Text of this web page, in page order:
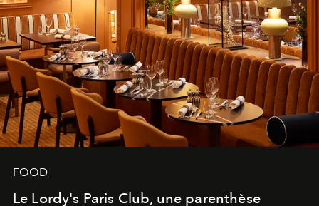
FOOD
Le Lordy's Paris Club, une parenthèse